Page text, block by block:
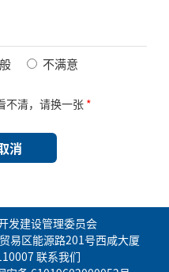
不满意
不清，请换一张 *
发建设管理委员会
易区能源路201号西咸大厦
联系我们